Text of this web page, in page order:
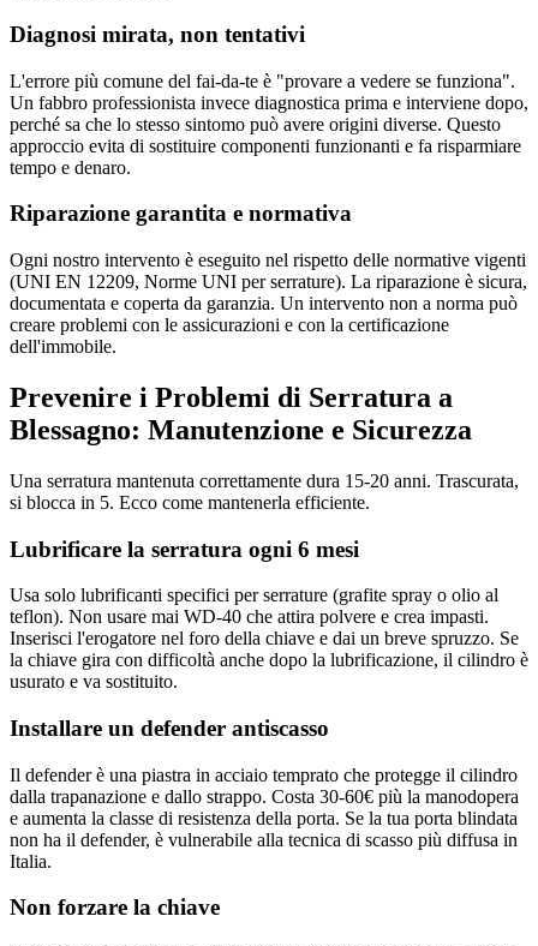
Diagnosi mirata, non tentativi
L'errore più comune del fai-da-te è "provare a vedere se funziona".
Un fabbro professionista invece diagnostica prima e interviene dopo,
perché sa che lo stesso sintomo può avere origini diverse. Questo
approccio evita di sostituire componenti funzionanti e fa risparmiare
tempo e denaro.
Riparazione garantita e normativa
Ogni nostro intervento è eseguito nel rispetto delle normative vigenti
(UNI EN 12209, Norme UNI per serrature). La riparazione è sicura,
documentata e coperta da garanzia. Un intervento non a norma può
creare problemi con le assicurazioni e con la certificazione
dell'immobile.
Prevenire i Problemi di Serratura a
Blessagno: Manutenzione e Sicurezza
Una serratura mantenuta correttamente dura 15-20 anni. Trascurata,
si blocca in 5. Ecco come mantenerla efficiente.
Lubrificare la serratura ogni 6 mesi
Usa solo lubrificanti specifici per serrature (grafite spray o olio al
teflon). Non usare mai WD-40 che attira polvere e crea impasti.
Inserisci l'erogatore nel foro della chiave e dai un breve spruzzo. Se
la chiave gira con difficoltà anche dopo la lubrificazione, il cilindro è
usurato e va sostituito.
Installare un defender antiscasso
Il defender è una piastra in acciaio temprato che protegge il cilindro
dalla trapanazione e dallo strappo. Costa 30-60€ più la manodopera
e aumenta la classe di resistenza della porta. Se la tua porta blindata
non ha il defender, è vulnerabile alla tecnica di scasso più diffusa in
Italia.
Non forzare la chiave